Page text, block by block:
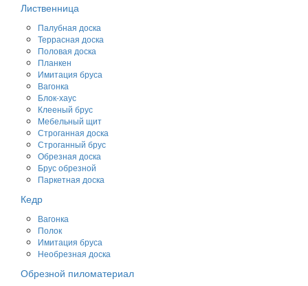
Лиственница
Палубная доска
Террасная доска
Половая доска
Планкен
Имитация бруса
Вагонка
Блок-хаус
Клееный брус
Мебельный щит
Строганная доска
Строганный брус
Обрезная доска
Брус обрезной
Паркетная доска
Кедр
Вагонка
Полок
Имитация бруса
Необрезная доска
Обрезной пиломатериал